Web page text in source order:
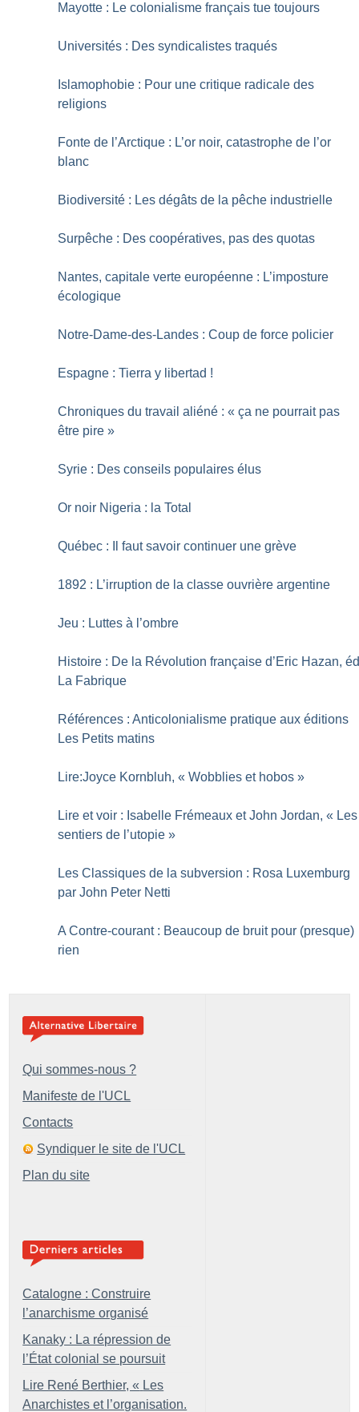
Mayotte : Le colonialisme français tue toujours
Universités : Des syndicalistes traqués
Islamophobie : Pour une critique radicale des
religions
Fonte de l’Arctique : L’or noir, catastrophe de l’or
blanc
Biodiversité : Les dégâts de la pêche industrielle
Surpêche : Des coopératives, pas des quotas
Nantes, capitale verte européenne : L’imposture
écologique
Notre-Dame-des-Landes : Coup de force policier
Espagne : Tierra y libertad !
Chroniques du travail aliéné : « ça ne pourrait pas
être pire »
Syrie : Des conseils populaires élus
Or noir Nigeria : la Total
Québec : Il faut savoir continuer une grève
1892 : L’irruption de la classe ouvrière argentine
Jeu : Luttes à l’ombre
Histoire : De la Révolution française d’Eric Hazan,
La Fabrique
Références : Anticolonialisme pratique aux éditions
Les Petits matins
Lire:Joyce Kornbluh, « Wobblies et hobos »
Lire et voir : Isabelle Frémeaux et John Jordan, « Les
sentiers de l’utopie »
Les Classiques de la subversion : Rosa Luxemburg
par John Peter Netti
A Contre-courant : Beaucoup de bruit pour (presque)
rien
Qui sommes-nous ?
Manifeste de l'UCL
Contacts
Syndiquer le site de l'UCL
Plan du site
Catalogne : Construire
l’anarchisme organisé
Kanaky : La répression de
l’État colonial se poursuit
Lire René Berthier, « Les
Anarchistes et l’organisation.